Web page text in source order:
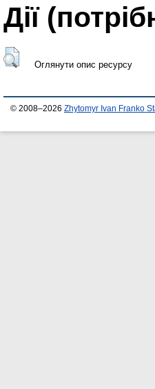
Дії
Оглянути опис ресурсу
© 2008–2026 Zhytomyr Ivan Franko